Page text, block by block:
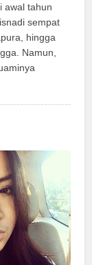
awal tahun
sempat
hingga
Namun,